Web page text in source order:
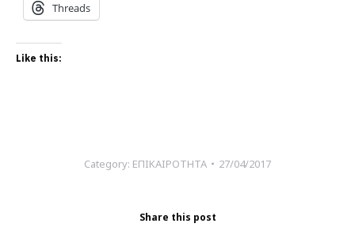
Threads
Like this:
Category: ΕΠΙΚΑΙΡΟΤΗΤΑ 27/04/2017
Share this post